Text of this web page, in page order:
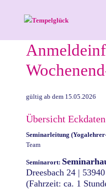
gültig ab dem 15.05.2026
Übersicht Eckdaten
Seminarleitung
Team
Seminarort:
Dreesbach 24 |
(Fahrzeit: ca. 1